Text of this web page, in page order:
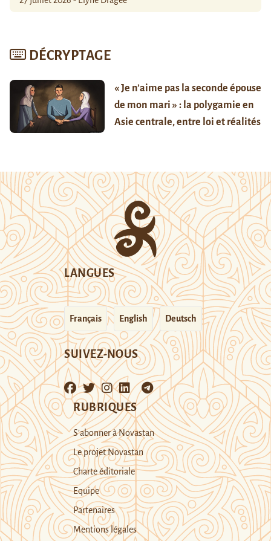
DÉCRYPTAGE
« Je n’aime pas la seconde épouse
de mon mari » : la polygamie en
Asie centrale, entre loi et réalités
LANGUES
Français English Deutsch
SUIVEZ-NOUS
RUBRIQUES
S’abonner à Novastan
Le projet Novastan
Charte éditoriale
Equipe
Partenaires
Mentions légales